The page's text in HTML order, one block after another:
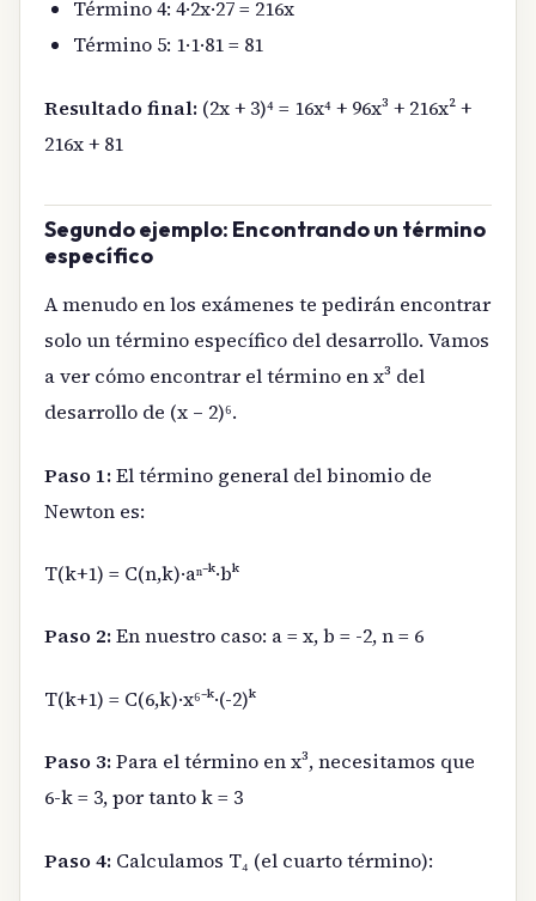
Término 4: 4·2x·27 = 216x
Término 5: 1·1·81 = 81
Resultado final: (2x + 3)⁴ = 16x⁴ + 96x³ + 216x² +
216x + 81
Segundo ejemplo: Encontrando un término
específico
A menudo en los exámenes te pedirán encontrar
solo un término específico del desarrollo. Vamos
a ver cómo encontrar el término en x³ del
desarrollo de (x – 2)⁶.
Paso 1:El término general del binomio de
Newton es:
T(k+1) = C(n,k)·aⁿ⁻ᵏ·bᵏ
Paso 2:En nuestro caso: a = x, b = -2, n = 6
T(k+1) = C(6,k)·x⁶⁻ᵏ·(-2)ᵏ
Paso 3:Para el término en x³, necesitamos que
6-k = 3, por tanto k = 3
Paso 4: Calculamos T₄ (el cuarto término):